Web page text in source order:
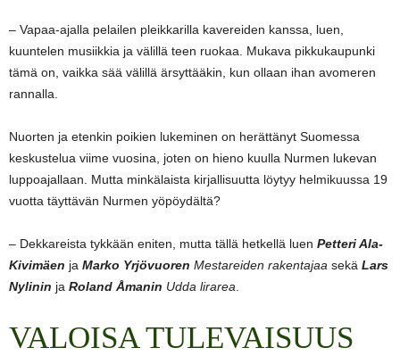
– Vapaa-ajalla pelailen pleikkarilla kavereiden kanssa, luen,
kuuntelen musiikkia ja välillä teen ruokaa. Mukava pikkukaupunki
tämä on, vaikka sää välillä ärsyttääkin, kun ollaan ihan avomeren
rannalla.
Nuorten ja etenkin poikien lukeminen on herättänyt Suomessa
keskustelua viime vuosina, joten on hieno kuulla Nurmen lukevan
luppoajallaan. Mutta minkälaista kirjallisuutta löytyy helmikuussa 19
vuotta täyttävän Nurmen yöpöydältä?
– Dekkareista tykkään eniten, mutta tällä hetkellä luen Petteri Ala-
Kivimäen ja Marko Yrjövuoren Mestareiden rakentajaa sekä Lars
Nylinin ja Roland Åmanin Udda lirarea
VALOISA TULEVAISUUS